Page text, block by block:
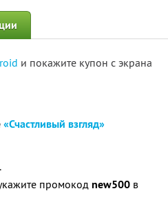
и покажите купон с экрана
«Счастливый взгляд»
промокодnew500 в